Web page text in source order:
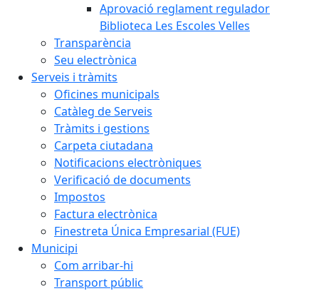
Aprovació reglament regulador
Biblioteca Les Escoles Velles
Transparència
Seu electrònica
Serveis i tràmits
Oficines municipals
Catàleg de Serveis
Tràmits i gestions
Carpeta ciutadana
Notificacions electròniques
Verificació de documents
Impostos
Factura electrònica
Finestreta Única Empresarial (FUE)
Municipi
Com arribar-hi
Transport públic